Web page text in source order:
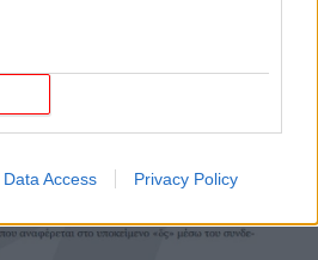
Data Access Privacy Policy